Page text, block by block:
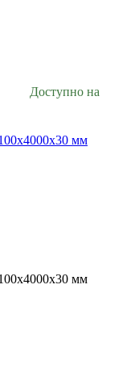
Доступно на